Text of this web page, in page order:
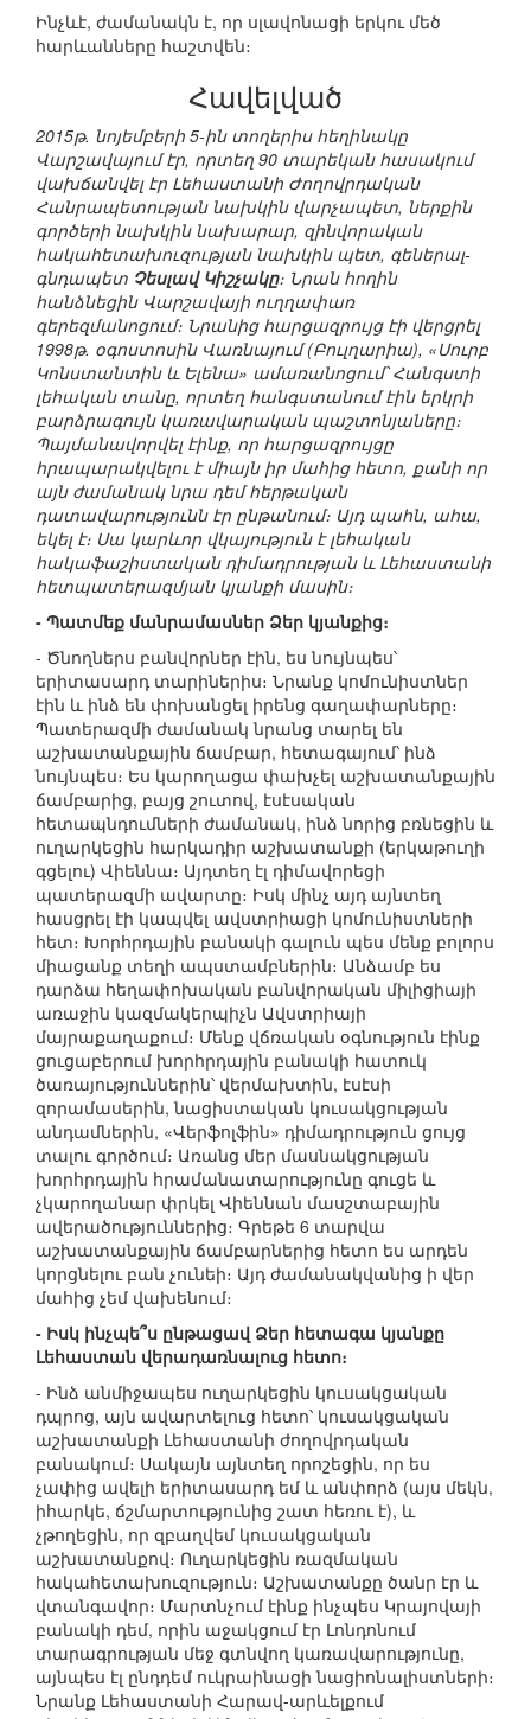
Ինչևէ, ժամանակն է, որ սլավոնացի երկու մեծ
հարևանները հաշտվեն։
Հավելված
2015թ. նոյեմբերի 5-ին տողերիս հեղինակը
Վարշավայում էր, որտեղ 90 տարեկան հասակում
վախճանվել էր Լեհաստանի Ժողովրդական
Հանրապետության նախկին վարչապետ, ներքին
գործերի նախկին նախարար, զինվորական
հակահետախուզության նախկին պետ, գեներալ-
գնդապետ Չեսլավ Կիշչակը։ Նրան հողին
հանձնեցին Վարշավայի ուղղափառ
գերեզմանոցում։ Նրանից հարցազրույց էի վերցրել
1998թ. օգոստոսին Վառնայում (Բուլղարիա), «Սուրբ
Կոնստանտին և Ելենա» ամառանոցում՝ Հանգստի
լեհական տանը, որտեղ հանգստանում էին երկրի
բարձրագույն կառավարական պաշտոնյաները։
Պայմանավորվել էինք, որ հարցազրույցը
հրապարակվելու է միայն իր մահից հետո, քանի որ
այն ժամանակ նրա դեմ հերթական
դատավարությունն էր ընթանում։ Այդ պահն, ահա,
եկել է։ Սա կարևոր վկայություն է լեհական
հակաֆաշիստական դիմադրության և Լեհաստանի
հետպատերազմյան կյանքի մասին։
- Պատմեք մանրամասներ Ձեր կյանքից։
- Ծնողներս բանվորներ էին, ես նույնպես՝
երիտասարդ տարիներիս։ Նրանք կոմունիստներ
էին և ինձ են փոխանցել իրենց գաղափարները։
Պատերազմի ժամանակ նրանց տարել են
աշխատանքային ճամբար, հետագայում՝ ինձ
նույնպես։ Ես կարողացա փախչել աշխատանքային
ճամբարից, բայց շուտով, էսէսական
հետապնդումների ժամանակ, ինձ նորից բռնեցին և
ուղարկեցին հարկադիր աշխատանքի (երկաթուղի
գցելու) Վիեննա։ Այդտեղ էլ դիմավորեցի
պատերազմի ավարտը։ Իսկ մինչ այդ այնտեղ
հասցրել էի կապվել ավստրիացի կոմունիստների
հետ։ Խորհրդային բանակի գալուն պես մենք բոլորս
միացանք տեղի ապստամբներին։ Անձամբ ես
դարձա հեղափոխական բանվորական միլիցիայի
առաջին կազմակերպիչն Ավստրիայի
մայրաքաղաքում։ Մենք վճռական օգնություն էինք
ցուցաբերում խորհրդային բանակի հատուկ
ծառայություններին՝ վերմախտին, էսէսի
զորամասերին, նացիստական կուսակցության
անդամներին, «Վերֆոլֆին» դիմադրություն ցույց
տալու գործում։ Առանց մեր մասնակցության
խորհրդային հրամանատարությունը գուցե և
չկարողանար փրկել Վիեննան մասշտաբային
ավերածություններից։ Գրեթե 6 տարվա
աշխատանքային ճամբարներից հետո ես արդեն
կորցնելու բան չունեի։ Այդ ժամանակվանից ի վեր
մահից չեմ վախենում։
- Իսկ ինչպե՞ս ընթացավ Ձեր հետագա կյանքը
Լեհաստան վերադառնալուց հետո։
- Ինձ անմիջապես ուղարկեցին կուսակցական
դպրոց, այն ավարտելուց հետո՝ կուսակցական
աշխատանքի Լեհաստանի ժողովրդական
բանակում։ Սակայն այնտեղ որոշեցին, որ ես
չափից ավելի երիտասարդ եմ և անփորձ (այս մեկն,
իհարկե, ճշմարտությունից շատ հեռու է), և
չթողեցին, որ զբաղվեմ կուսակցական
աշխատանքով։ Ուղարկեցին ռազմական
հակահետախուզություն։ Աշխատանքը ծանր էր և
վտանգավոր։ Մարտնչում էինք ինչպես Կրայովայի
բանակի դեմ, որին աջակցում էր Լոնդոնում
տարագրության մեջ գտնվող կառավարությունը,
այնպես էլ ընդդեմ ուկրաինացի նացիոնալիստների։
Նրանք Լեհաստանի Հարավ-արևելքում